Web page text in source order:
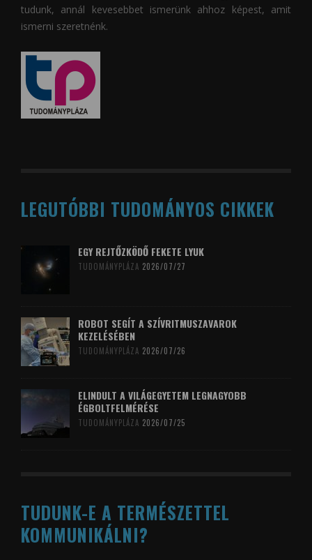
tudunk, annál kevesebbet ismerünk ahhoz képest, amit
ismerni szeretnénk.
LEGUTÓBBI TUDOMÁNYOS CIKKEK
EGY REJTŐZKÖDŐ FEKETE LYUK
TUDOMÁNYPLÁZA 2026/07/27
ROBOT SEGÍT A SZÍVRITMUSZAVAROK
KEZELÉSÉBEN
TUDOMÁNYPLÁZA 2026/07/26
ELINDULT A VILÁGEGYETEM LEGNAGYOBB
ÉGBOLTFELMÉRÉSE
TUDOMÁNYPLÁZA 2026/07/25
TUDUNK-E A TERMÉSZETTEL
KOMMUNIKÁLNI?